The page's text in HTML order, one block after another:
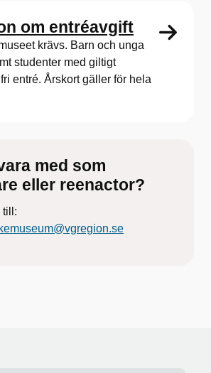
om entréavgift
krävs. Barn och unga
studenter med giltigt
entré. Årskort gäller för hela
med som
eller reenactor?
till: